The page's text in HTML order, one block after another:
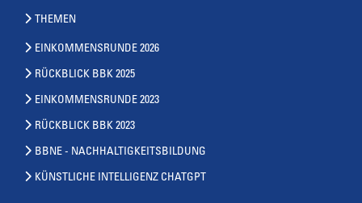
THEMEN
EINKOMMENSRUNDE 2026
RÜCKBLICK BBK 2025
EINKOMMENSRUNDE 2023
RÜCKBLICK BBK 2023
BBNE - NACHHALTIGKEITSBILDUNG
KÜNSTLICHE INTELLIGENZ CHATGPT